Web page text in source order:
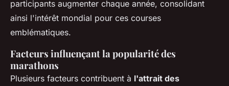
participants augmenter chaque année, consolidant
ainsi l'intérêt mondial pour ces courses
emblématiques.
Facteurs influençant la popularité des
marathons
Plusieurs facteurs contribuent à l'attrait des